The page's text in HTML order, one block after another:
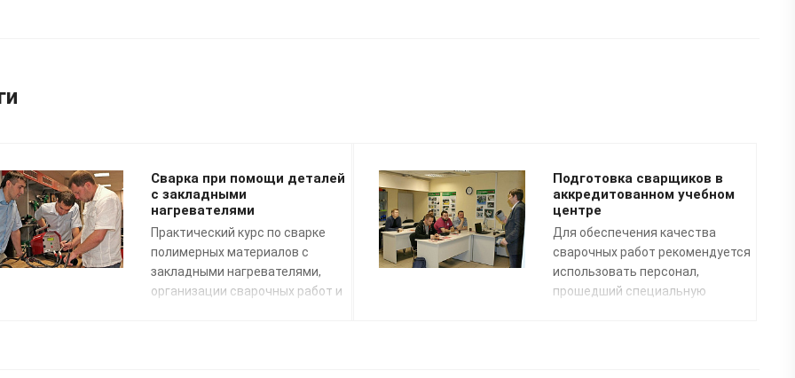
Сварка при помощи деталей
с закладными
нагревателями
Практический курс по сварке
полимерных материалов с
закладными нагревателями,
организации сварочных работ и
Подготовка сварщиков в
аккредитованном учебном
центре
Для обеспечения качества
сварочных работ рекомендуется
использовать персонал,
прошедший специальную